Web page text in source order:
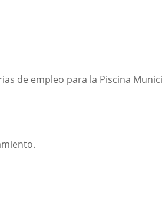
de empleo para la Piscina